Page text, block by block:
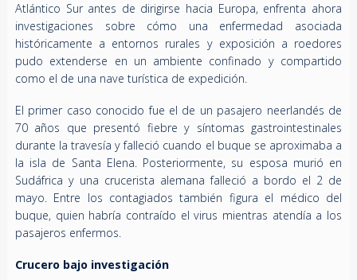
Atlántico Sur antes de dirigirse hacia Europa, enfrenta ahora
investigaciones sobre cómo una enfermedad asociada
históricamente a entornos rurales y exposición a roedores
pudo extenderse en un ambiente confinado y compartido
como el de una nave turística de expedición.
El primer caso conocido fue el de un pasajero neerlandés de
70 años que presentó fiebre y síntomas gastrointestinales
durante la travesía y falleció cuando el buque se aproximaba a
la isla de Santa Elena. Posteriormente, su esposa murió en
Sudáfrica y una crucerista alemana falleció a bordo el 2 de
mayo. Entre los contagiados también figura el médico del
buque, quien habría contraído el virus mientras atendía a los
pasajeros enfermos.
Crucero bajo investigación